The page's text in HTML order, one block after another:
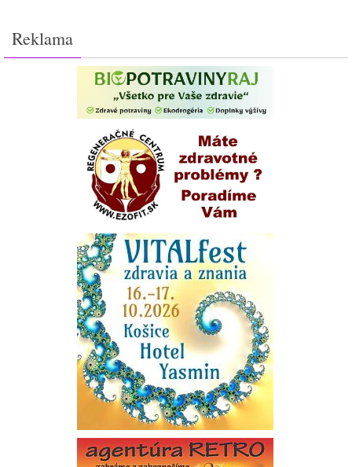
Reklama